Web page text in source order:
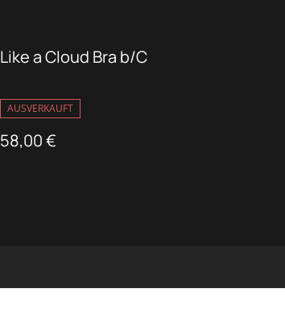
Like a Cloud Bra b/C
AUSVERKAUFT
58,00 €